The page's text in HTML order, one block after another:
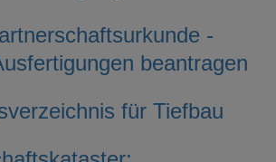
-
beantragen
für Tiefbau